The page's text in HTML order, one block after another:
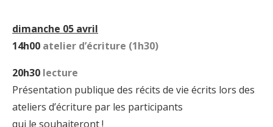
dimanche 05 avril
14h00 atelier d’écriture (1h30)
20h30 lecture
Présentation publique des récits de vie écrits lors des
ateliers d’écriture par les participants
qui le souhaiteront !